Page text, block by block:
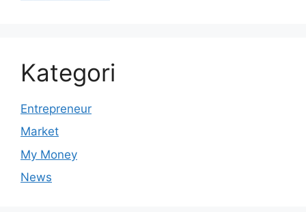
Kategori
Entrepreneur
Market
My Money
News